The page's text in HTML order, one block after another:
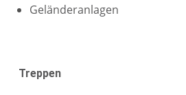
Geländeranlagen
Treppen